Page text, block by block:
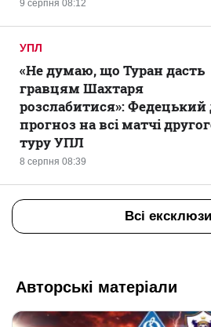
9 серпня 08:12
УПЛ
8 серпня 08:39
«Не думаю, що Туран дасть
гравцям Шахтаря
розслабитися»: Федецький
прогноз на всі матчі
туру УПЛ
Всі
Авторські матеріали